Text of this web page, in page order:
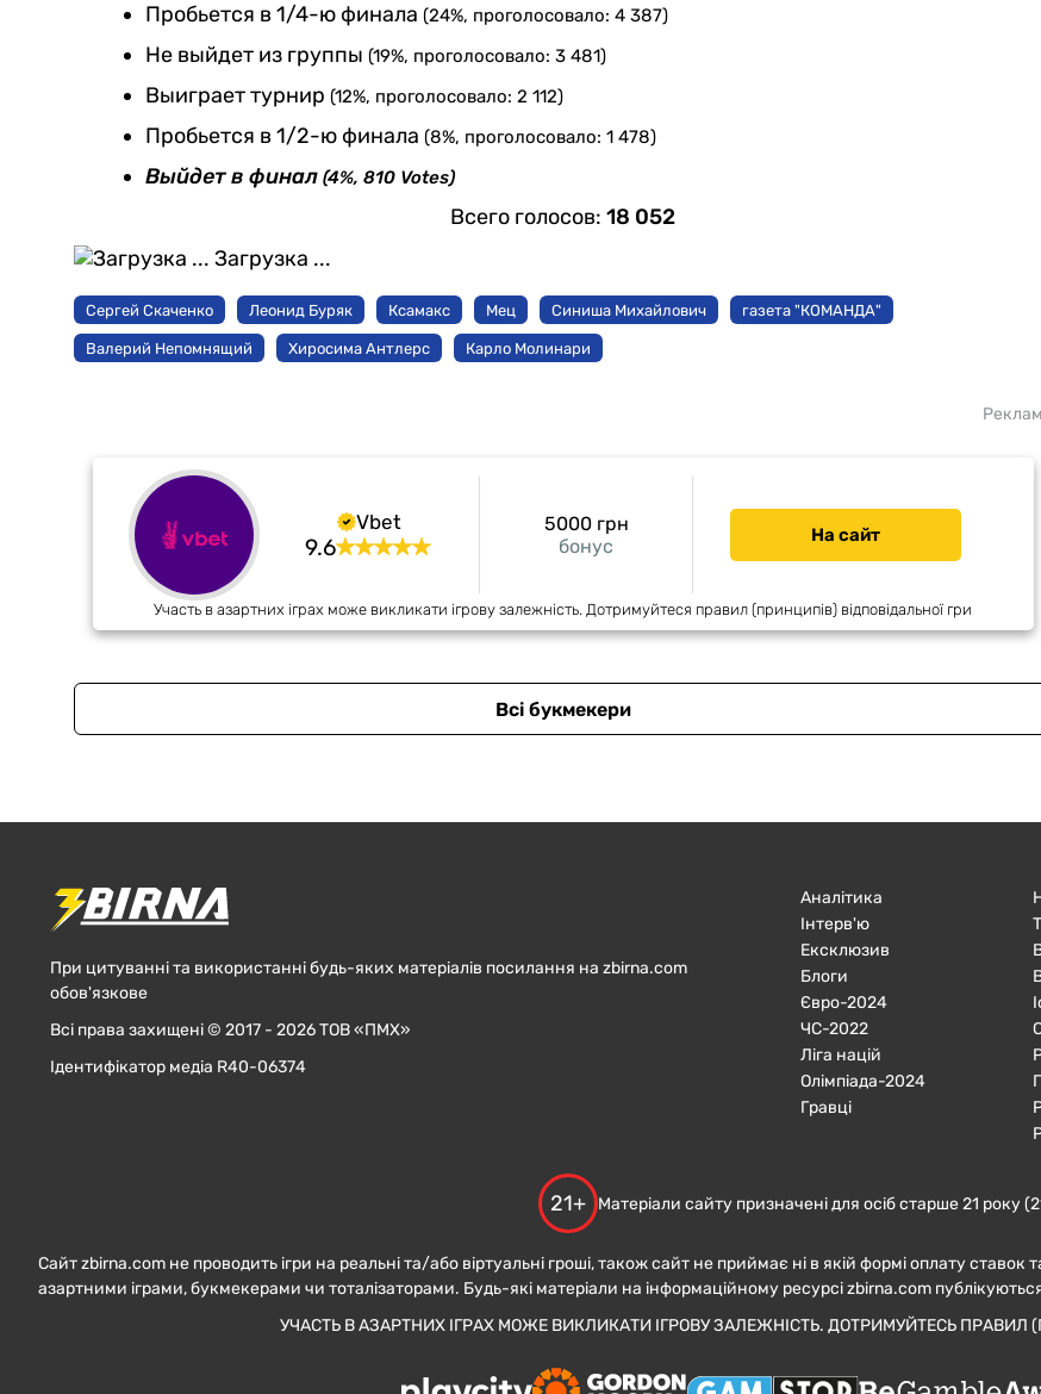
Пробьется в 1/4-ю финала (24%, проголосовало: 4 387)
Не выйдет из группы (19%, проголосовало: 3 481)
Выиграет турнир (12%, проголосовало: 2 112)
Пробьется в 1/2-ю финала (8%, проголосовало: 1 478)
Выйдет в финал (4%, 810 Votes)
Всего голосов:18 052
Загрузка ...
Сергей Скаченко Леонид Буряк Ксамакс Мец Синиша Михайлович газета "КОМАНДА"
Валерий Непомнящий Хиросима Антлерс Карло Молинари
Vbet
9.6 бонус
5000 грн На сайт
Участь в азартних іграх може викликати ігрову залежність. Дотримуйтеся правил (принципів) відповідальної гри
Всі букмекери
При цитуванні та використанні будь-яких матеріалів посилання на zbirna.com
обов'язкове
Всі права захищені © 2017 - 2026 ТОВ «ПМХ»
Ідентифікатор медіа R40-06374
Аналітика
Інтерв'ю
Ексклюзив
Блоги
Євро-2024
ЧC-2022
Ліга націй
Олімпіада-2024
Гравці
21+ Матеріали сайту призначені для осіб старше 21 року
Сайт zbirna.com не проводить ігри на реальні та/або віртуальні гроші, також сайт не приймає ні в якій формі оплату ставок
азартними іграми, букмекерами чи тоталізаторами. Будь-які матеріали на інформаційному ресурсі zbirna.com
УЧАСТЬ В АЗАРТНИХ ІГРАХ МОЖЕ ВИКЛИКАТИ ІГРОВУ ЗАЛЕЖНІСТЬ. ДОТРИМУЙТЕСЬ ПРАВИЛ